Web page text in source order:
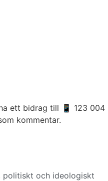
ett bidrag till 📱 123 004
kommentar.
politiskt och ideologiskt